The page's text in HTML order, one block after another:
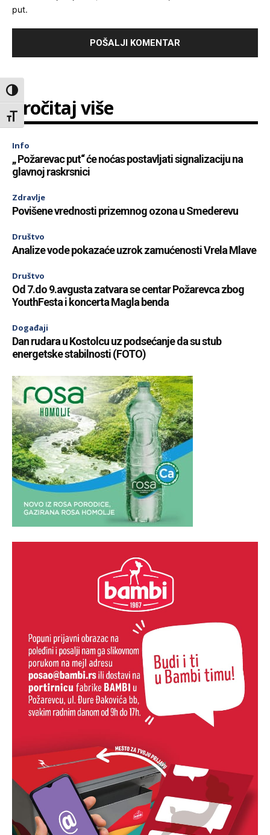
Toggle High Contrast
Toggle Font size
put.
Pročitaj više
Info
„ Požarevac put“ će noćas postavljati signalizaciju na
glavnoj raskrsnici
Zdravlje
Povišene vrednosti prizemnog ozona u Smederevu
Društvo
Analize vode pokazaće uzrok zamućenosti Vrela Mlave
Društvo
Od 7.do 9.avgusta zatvara se centar Požarevca zbog
YouthFesta i koncerta Magla benda
Događaji
Dan rudara u Kostolcu uz podsećanje da su stub
energetske stabilnosti (FOTO)